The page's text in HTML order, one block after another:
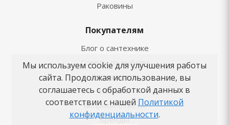
Раковины
Покупателям
Блог о сантехнике
Советы по выбору
Как заказать
Новости
Вопросы-ответы
Бренды
Мы используем cookie для улучшения работы
сайта. Продолжая использование, вы
соглашаетесь с обработкой данных в
соответствии с нашей Политикой
конфиденциальности.